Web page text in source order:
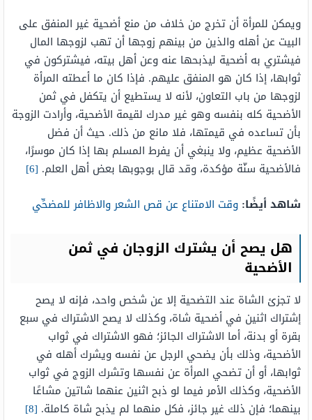
ويمكن للمرأة أن تخرج من خلاف من منع أضحية غير المنفق على
البيت عن أهله والذين من بينهم زوجها أن تهب لزوجها المال
فيشتري به أضحية ليذبحها عنه وعن أهل بيته، فيشتركون في
ثوابها، إذا كان هو المنفق عليهم. فإذا كان ما أعطته المرأة
لزوجها من باب التعاون، لأنه لا يستطيع أن يتكفل في ثمن
الأضحية كله بنفسه وهو غير مدرك لقيمة الأضحية، وأرادت الزوجة
بأن تساعده في قيمتها، فلا مانع من ذلك. حيث أن فضل
الأضحية عظيم، ولا ينبغي أن يفرط المسلم بها إذا كان موسرًا،
فالأضحية سنّة مؤكدة، وقد قال بوجوبها بعض أهل العلم. [6]
شاهد أيضًا: وقت الامتناع عن قص الشعر والاظافر للمضحِّي
هل يصح أن يشترك الزوجان في ثمن
الأضحية
لا تجزئ الشاة عند التضحية إلا عن شخص واحد، فإنه لا يصح
إشتراك اثنين في أضحية شاة، وكذلك لا يصح الاشتراك في سبع
بقرة أو بدنة، أما الاشتراك الجائز؛ فهو الاشتراك في ثواب
الأضحية، وذلك بأن يضحي الرجل عن نفسه ويشرك أهله في
ثوابها، أو أن تضحي المرأة عن نفسها وتشرك الزوج في ثواب
الأضحية، وكذلك الأمر فيما لو ذبح اثنين عنهما شاتين مشاعًا
بينهما؛ فإن ذلك غير جائز، فكل منهما لم يذبح شاة كاملة. [8]